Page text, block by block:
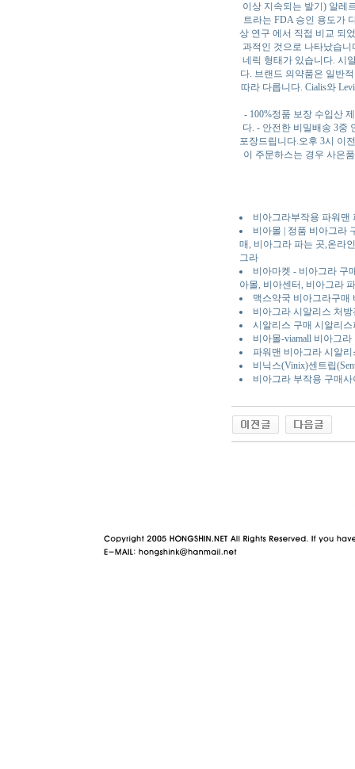
이상 지속되는 발기) 알레
트라는 FDA 승인 용도가
상 연구 에서 직접 비교 되
과적인 것으로 나타났습니
네릭 형태가 있습니다. 시
다. 브랜드 의약품은 일반
따라 다릅니다. Cialis와
- 100%정품 보장 수입산
다. - 안전한 비밀배송 3중
포장드립니다.오후 3시 이
이 주문하스는 경우 사은
비아그라부작용 파워맨
비아몰 | 정품 비아그라
매, 비아그라 파는 곳,온라
그라
비아마켓 - 비아그라 구
아몰, 비아센터, 비아그라
맥스약국 비아그라구매
비아그라 시알리스 처
시알리스 구매 시알리
비아몰-viamall 비아그
파워맨 비아그라 시알
비닉스(Vinix)센트립
비아그라 부작용 구매